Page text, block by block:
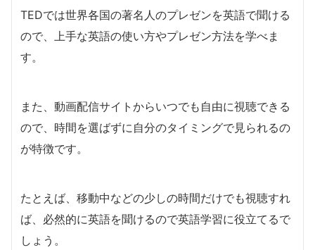
TEDでは世界各国の著名人のプレゼンを英語で聞ける
ので、上手な英語の使い方やプレゼン方法を学べま
す。
また、動画配信サイトからいつでも自由に視聴できる
ので、時間を選ばずに自分のタイミングで見られるの
が特徴です。
たとえば、移動中などの少しの時間だけでも視聴すれ
ば、必然的に英語を聞けるので英語学習に役立てるで
しょう。